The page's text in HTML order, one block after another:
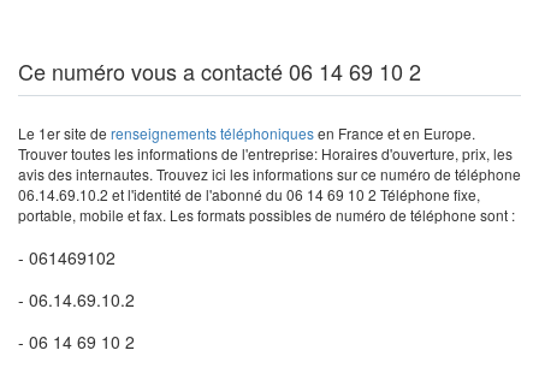
Ce numéro vous a contacté 06 14 69 10 2
Le 1er site de renseignements téléphoniquesen France et en Europe.
Trouver toutes les informations de l'entreprise: Horaires d'ouverture, prix, les
avis des internautes. Trouvez ici les informations sur ce numéro de téléphone
06.14.69.10.2 et l'identité de l'abonné du 06 14 69 10 2 Téléphone fixe,
portable, mobile et fax. Les formats possibles de numéro de téléphone sont :
- 061469102
- 06.14.69.10.2
- 06 14 69 10 2